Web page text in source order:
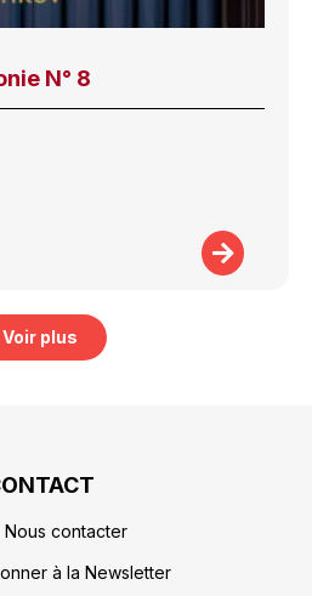
N° 8
Voir plus
Nous contacter
à la Newsletter